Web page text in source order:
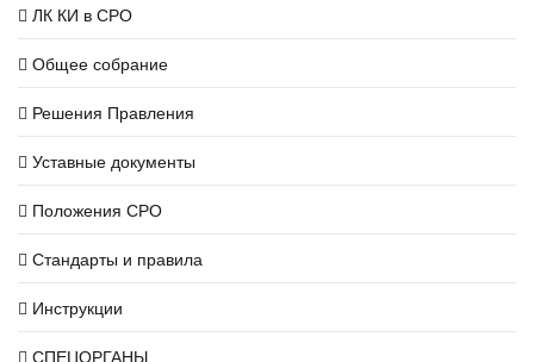
ЛК КИ в СРО
Общее собрание
Решения Правления
Уставные документы
Положения СРО
Стандарты и правила
Инструкции
СПЕЦОРГАНЫ